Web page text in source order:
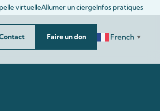
virtuelleAllumer un ciergeInfos pratiques
Faire un don French ▼